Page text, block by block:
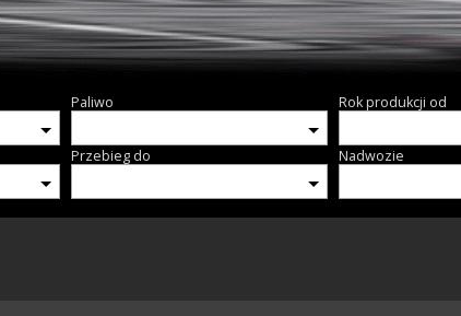
Paliwo Rok produkcji od
Przebieg do Nadwozie